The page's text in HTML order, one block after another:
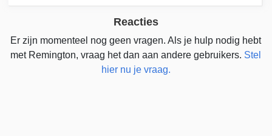
Reacties
Er zijn momenteel nog geen vragen. Als je hulp nodig hebt
met Remington, vraag het dan aan andere gebruikers. Stel
hier nu je vraag.